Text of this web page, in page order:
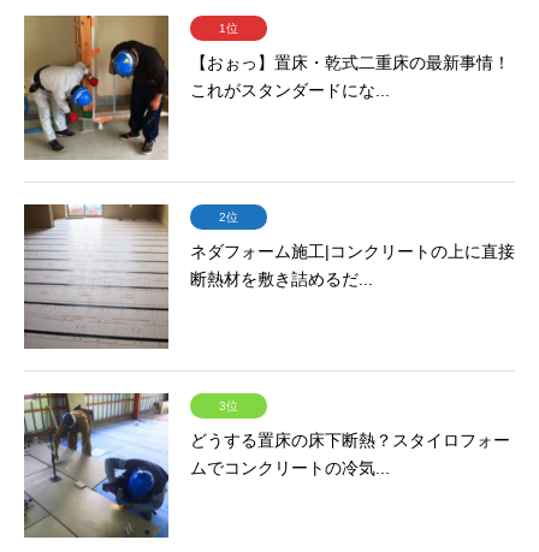
1位
【おぉっ】置床・乾式二重床の最新事情！
これがスタンダードにな...
2位
ネダフォーム施工|コンクリートの上に直接
断熱材を敷き詰めるだ...
3位
どうする置床の床下断熱？スタイロフォー
ムでコンクリートの冷気...